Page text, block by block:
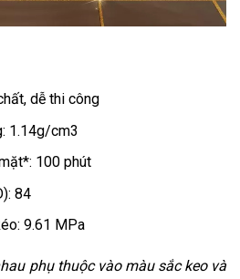
dễ thi công
1.14g/cm3
100 phút
84
9.61 MPa
phụ thuộc vào màu sắc keo và